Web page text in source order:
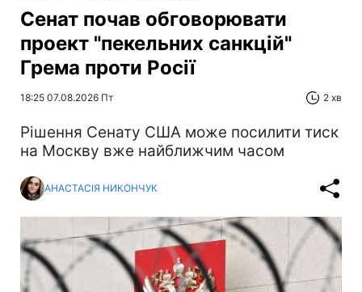
Сенат почав обговорювати
проект "пекельних санкцій"
Грема проти Росії
18:25 07.08.2026 Пт 2 хв
Рішення Сенату США може посилити тиск
на Москву вже найближчим часом
АНАСТАСІЯ НИКОНЧУК